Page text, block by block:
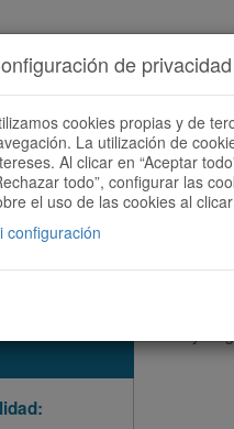
rutas
de privacidad
cookies propias y de
La utilización de
Al clicar en “Aceptar
todo”, configurar las
el uso de las cookies al
configuración